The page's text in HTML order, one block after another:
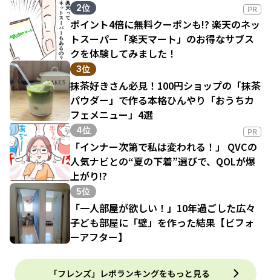
2位 PR
ポイント4倍に無料クーポンも!? 楽天のネッ
トスーパー「楽天マート」のお得なサブス
クを体験してみました！
3位
抹茶好きさん必見！100円ショップの「抹茶
パウダー」で作る本格ひんやり「おうちカ
フェメニュー」4選
4位 PR
「インナー次第で私は変われる！」 QVCの
人気ナビとの“夏の下着”選びで、QOLが爆
上がり!?
5位
「一人部屋が欲しい！」10年過ごした広々
子ども部屋に「壁」を作った結果【ビフォ
ーアフター】
「フレンズ」レポランキングをもっと見る